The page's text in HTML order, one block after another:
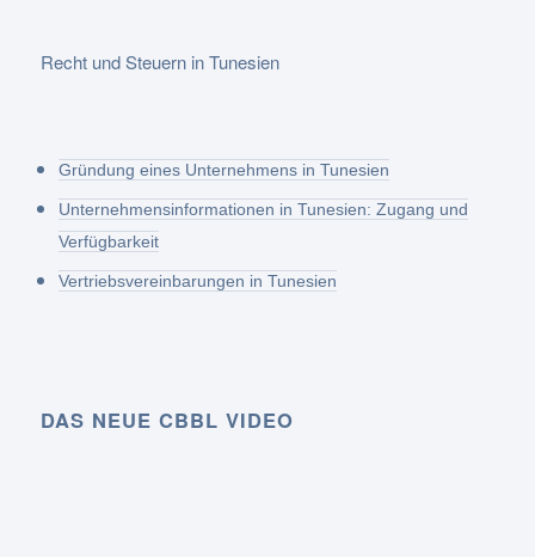
Recht und Steuern in Tunesien
Gründung eines Unternehmens in Tunesien
Unternehmensinformationen in Tunesien: Zugang und
Verfügbarkeit
Vertriebsvereinbarungen in Tunesien
DAS NEUE CBBL VIDEO